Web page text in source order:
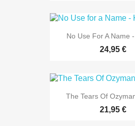
No Use For A Name
24,95 €
The Tears Of
21,95 €